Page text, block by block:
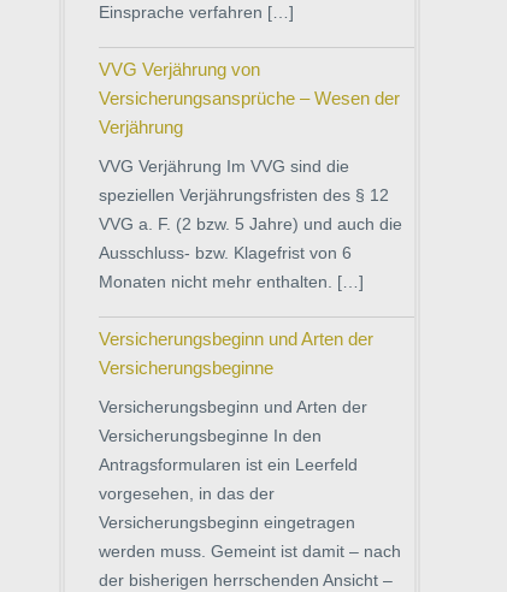
Einsprache verfahren […]
VVG Verjährung von
Versicherungsansprüche – Wesen der
Verjährung
VVG Verjährung Im VVG sind die
speziellen Verjährungsfristen des § 12
VVG a. F. (2 bzw. 5 Jahre) und auch die
Ausschluss- bzw. Klagefrist von 6
Monaten nicht mehr enthalten. […]
Versicherungsbeginn und Arten der
Versicherungsbeginne
Versicherungsbeginn und Arten der
Versicherungsbeginne In den
Antragsformularen ist ein Leerfeld
vorgesehen, in das der
Versicherungsbeginn eingetragen
werden muss. Gemeint ist damit – nach
der bisherigen herrschenden Ansicht –